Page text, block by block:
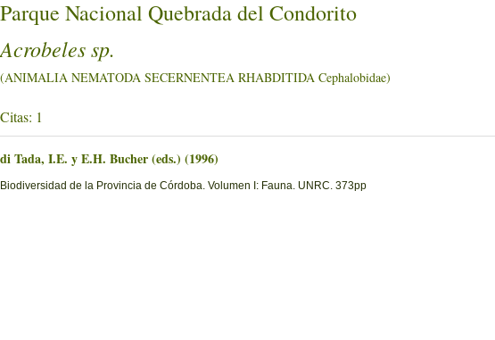
Parque Nacional Quebrada del Condorito
Acrobeles sp.
(ANIMALIA NEMATODA SECERNENTEA RHABDITIDA Cephalobidae)
Citas: 1
di Tada, I.E. y E.H. Bucher (eds.) (1996)
Biodiversidad de la Provincia de Córdoba. Volumen I: Fauna. UNRC. 373pp